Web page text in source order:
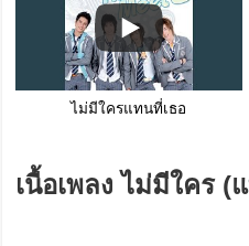
ไม่มีใครแทนที่เธอ
เนื้อเพลง ไม่มีใคร (